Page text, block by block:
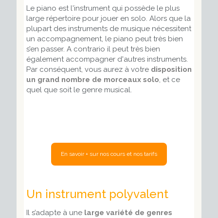
Le piano est l'instrument qui possède le plus
large répertoire pour jouer en solo. Alors que la
plupart des instruments de musique nécessitent
un accompagnement, le piano peut très bien
s’en passer. A contrario il peut très bien
également accompagner d'autres instruments.
Par conséquent, vous aurez à votre disposition
un grand nombre de morceaux solo, et ce
quel que soit le genre musical.
Un instrument polyvalent
Il s’adapte à une large variété de genres